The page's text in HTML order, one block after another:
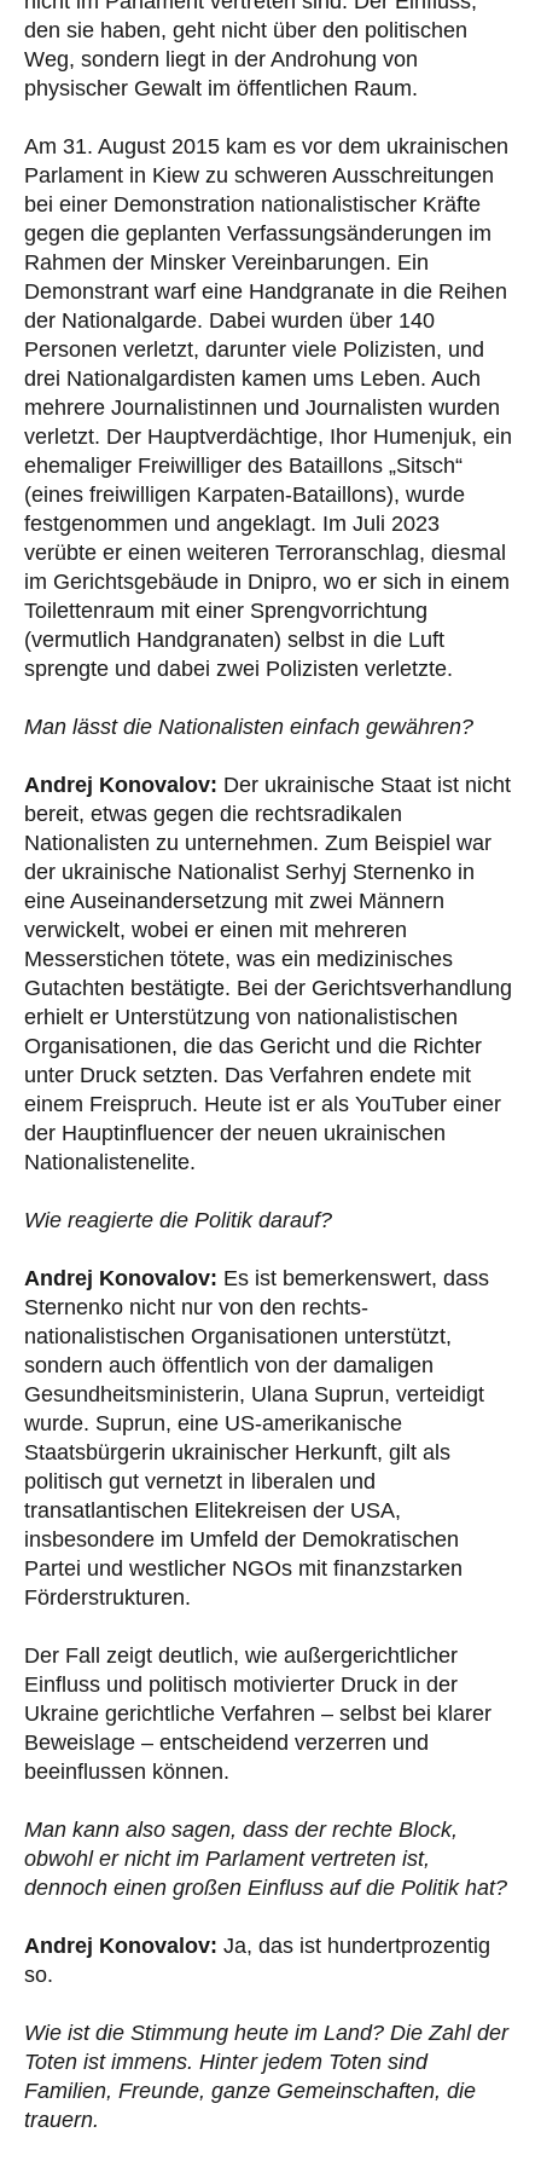
den sie haben, geht nicht über den politischen
Weg, sondern liegt in der Androhung von
physischer Gewalt im öffentlichen Raum.
Am 31. August 2015 kam es vor dem ukrainischen
Parlament in Kiew zu schweren Ausschreitungen
bei einer Demonstration nationalistischer Kräfte
gegen die geplanten Verfassungsänderungen im
Rahmen der Minsker Vereinbarungen. Ein
Demonstrant warf eine Handgranate in die Reihen
der Nationalgarde. Dabei wurden über 140
Personen verletzt, darunter viele Polizisten, und
drei Nationalgardisten kamen ums Leben. Auch
mehrere Journalistinnen und Journalisten wurden
verletzt. Der Hauptverdächtige, Ihor Humenjuk, ein
ehemaliger Freiwilliger des Bataillons „Sitsch“
(eines freiwilligen Karpaten-Bataillons), wurde
festgenommen und angeklagt. Im Juli 2023
verübte er einen weiteren Terroranschlag, diesmal
im Gerichtsgebäude in Dnipro, wo er sich in einem
Toilettenraum mit einer Sprengvorrichtung
(vermutlich Handgranaten) selbst in die Luft
sprengte und dabei zwei Polizisten verletzte.
Man lässt die Nationalisten einfach gewähren?
Andrej Konovalov: Der ukrainische Staat ist nicht
bereit, etwas gegen die rechtsradikalen
Nationalisten zu unternehmen. Zum Beispiel war
der ukrainische Nationalist Serhyj Sternenko in
eine Auseinandersetzung mit zwei Männern
verwickelt, wobei er einen mit mehreren
Messerstichen tötete, was ein medizinisches
Gutachten bestätigte. Bei der Gerichtsverhandlung
erhielt er Unterstützung von nationalistischen
Organisationen, die das Gericht und die Richter
unter Druck setzten. Das Verfahren endete mit
einem Freispruch. Heute ist er als YouTuber einer
der Hauptinfluencer der neuen ukrainischen
Nationalistenelite.
Wie reagierte die Politik darauf?
Andrej Konovalov: Es ist bemerkenswert, dass
Sternenko nicht nur von den rechts-
nationalistischen Organisationen unterstützt,
sondern auch öffentlich von der damaligen
Gesundheitsministerin, Ulana Suprun, verteidigt
wurde. Suprun, eine US-amerikanische
Staatsbürgerin ukrainischer Herkunft, gilt als
politisch gut vernetzt in liberalen und
transatlantischen Elitekreisen der USA,
insbesondere im Umfeld der Demokratischen
Partei und westlicher NGOs mit finanzstarken
Förderstrukturen.
Der Fall zeigt deutlich, wie außergerichtlicher
Einfluss und politisch motivierter Druck in der
Ukraine gerichtliche Verfahren – selbst bei klarer
Beweislage – entscheidend verzerren und
beeinflussen können.
Man kann also sagen, dass der rechte Block,
obwohl er nicht im Parlament vertreten ist,
dennoch einen großen Einfluss auf die Politik hat?
Andrej Konovalov: Ja, das ist hundertprozentig
so.
Wie ist die Stimmung heute im Land? Die Zahl der
Toten ist immens. Hinter jedem Toten sind
Familien, Freunde, ganze Gemeinschaften, die
trauern.